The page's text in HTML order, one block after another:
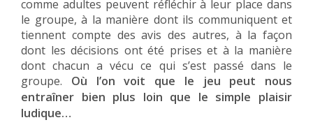
comme adultes peuvent réfléchir à leur place dans
le groupe, à la manière dont ils communiquent et
tiennent compte des avis des autres, à la façon
dont les décisions ont été prises et à la manière
dont chacun a vécu ce qui s’est passé dans le
groupe. Où l’on voit que le jeu peut nous
entraîner bien plus loin que le simple plaisir
ludique…